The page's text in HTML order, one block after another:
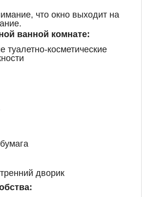
что окно выходит на
ванной комнате:
туалетно-косметические
дворик